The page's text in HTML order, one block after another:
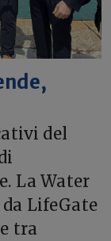
del
La Water
LifeGate
tra